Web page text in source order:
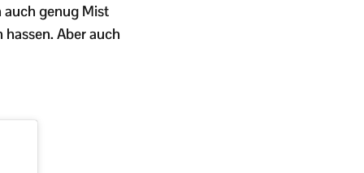
auch genug Mist
hassen. Aber auch